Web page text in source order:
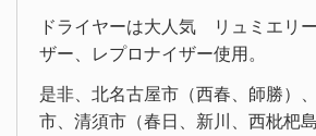
ドライヤーは大人気 リュミエリ
ザー、レプロナイザー使用。
是非、北名古屋市（西春、師勝）
市、清須市（春日、新川、西枇杷